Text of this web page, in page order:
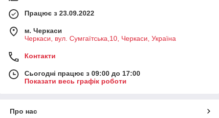
Працює з 23.09.2022
м. Черкаси
Черкаси, вул. Сумгаїтська,10, Черкаси, Україна
Контакти
Сьогодні працює з 09:00 до 17:00
Показати весь графік роботи
Про нас